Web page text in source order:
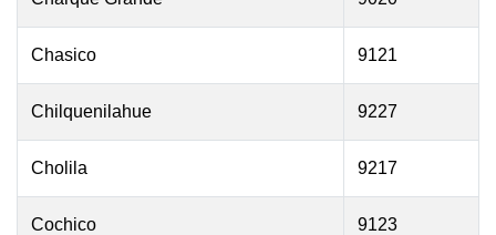
Chasico 9121
Chilquenilahue 9227
Cholila 9217
Cochico 9123